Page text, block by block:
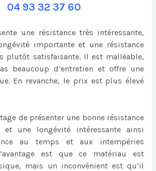
04 93 32 37 60
une résistance très intéressante,
importante et une résistance
plutôt satisfaisante. Il est malléable,
beaucoup d’entretien et offre une
En revanche, le prix est plus élevé
de présenter une bonne résistance
une longévité intéressante ainsi
au temps et aux intempéries
est que ce matériau est
mais un inconvénient est qu’il